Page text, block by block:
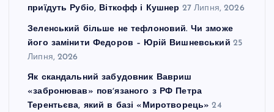
приїдуть Рубіо, Віткофф і Кушнер 27 Липня, 2026
Зеленський більше не тефлоновий. Чи зможе
його замінити Федоров – Юрій Вишневський 25
Липня, 2026
Як скандальний забудовник Вавриш
«забронював» повʼязаного з РФ Петра
Терентьєва, який в базі «Миротворець» 24